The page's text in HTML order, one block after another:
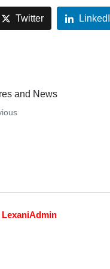
Twitter
and News
LexaniAdmin